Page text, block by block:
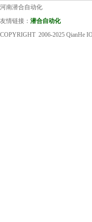
河南潜合自动化
友情链接： 潜合自动化
COPYRIGHT 2006-2025 QianHe